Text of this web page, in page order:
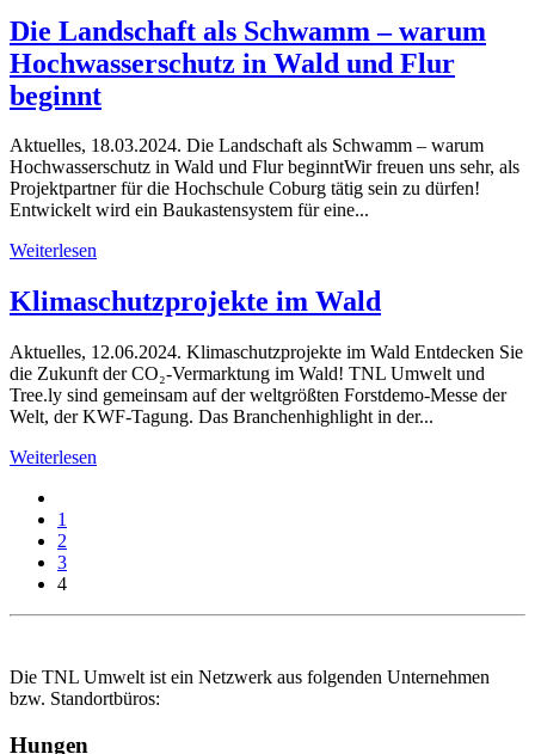
Die Landschaft als Schwamm – warum
Hochwasserschutz in Wald und Flur
beginnt
Aktuelles, 18.03.2024. Die Landschaft als Schwamm – warum
Hochwasserschutz in Wald und Flur beginntWir freuen uns sehr, als
Projektpartner für die Hochschule Coburg tätig sein zu dürfen!
Entwickelt wird ein Baukastensystem für eine...
Weiterlesen
Klimaschutzprojekte im Wald
Aktuelles, 12.06.2024. Klimaschutzprojekte im Wald Entdecken Sie
die Zukunft der CO₂-Vermarktung im Wald! TNL Umwelt und
Tree.ly sind gemeinsam auf der weltgrößten Forstdemo-Messe der
Welt, der KWF-Tagung. Das Branchenhighlight in der...
Weiterlesen
1
2
3
4
Die TNL Umwelt ist ein Netzwerk aus folgenden Unternehmen
bzw. Standortbüros:
Hungen